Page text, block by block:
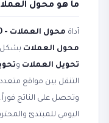
ما هو محول
أداة محول العملات - 170+ عملة مباشر
محول العملات بشكل
تحويل العملات و
التنقل بين مواقع
وتحصل على الناتج
اليومي للمبتدئ